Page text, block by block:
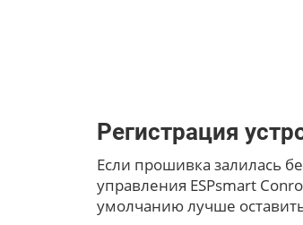
Регистрация
Если прошивка залилась
управления ESPsmart
умолчанию лучше